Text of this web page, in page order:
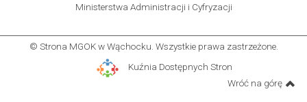
Ministerstwa Administracji i Cyfryzacji
© Strona MGOK w Wąchocku. Wszystkie prawa zastrzeżone.
Kuźnia Dostępnych Stron
Wróć na górę